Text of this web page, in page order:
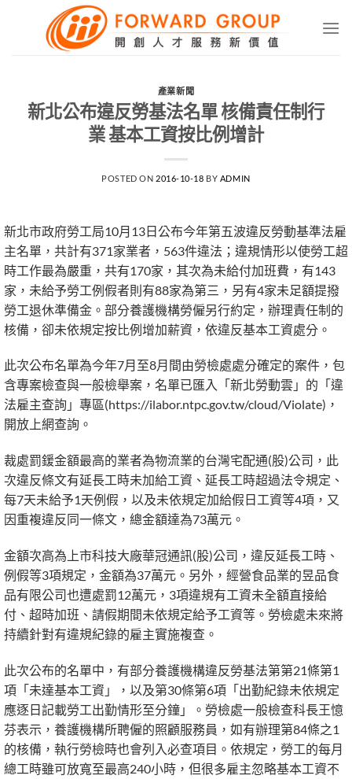
產業新聞
新北公布違反勞基法名單 核備責任制行
業 基本工資按比例增計
POSTED ON 2016-10-18 BY ADMIN
新北市政府勞工局10月13日公布今年第五波違反勞動基準法雇
主名單，共計有371家業者，563件違法；違規情形以使勞工超
時工作最為嚴重，共有170家，其次為未給付加班費，有143
家，未給予勞工例假者則有88家為第三，另有4家未足額提撥
勞工退休準備金。部分養護機構勞僱另行約定，辦理責任制的
核備，卻未依規定按比例增加薪資，依違反基本工資處分。
此次公布名單為今年7月至8月間由勞檢處處分確定的案件，包
含專案檢查與一般檢舉案，名單已匯入「新北勞動雲」的「違
法雇主查詢」專區(https://ilabor.ntpc.gov.tw/cloud/Violate)，
開放上網查詢。
裁處罰鍰金額最高的業者為物流業的台灣宅配通(股)公司，此
次違反條文有延長工時未加給工資、延長工時超過法令規定、
每7天未給予1天例假，以及未依規定加給假日工資等4項，又
因重複違反同一條文，總金額達為73萬元。
金額次高為上市科技大廠華冠通訊(股)公司，違反延長工時、
例假等3項規定，金額為37萬元。另外，經營食品業的昱品食
品有限公司也遭處罰12萬元，3項違規有工資未全額直接給
付、超時加班、請假期間未依規定給予工資等。勞檢處未來將
持續針對有違規紀錄的雇主實施複查。
此次公布的名單中，有部分養護機構違反勞基法第第21條第1
項「未達基本工資」，以及第30條第6項「出勤紀錄未依規定
應逐日記載勞工出勤情形至分鐘」。勞檢處一般檢查科長王憶
芬表示，養護機構所聘僱的照顧服務員，如有辦理第84條之1
的核備，執行勞檢時也會列入必查項目。依規定，勞工的每月
總工時雖可放寬至最高240小時，但很多雇主忽略基本工資不